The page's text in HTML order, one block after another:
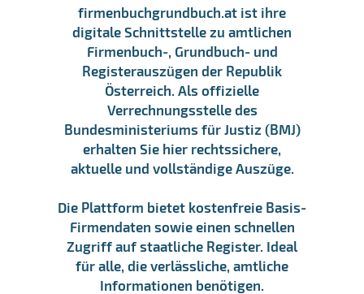
firmenbuchgrundbuch.at ist ihre
digitale Schnittstelle zu amtlichen
Firmenbuch-, Grundbuch- und
Registerauszügen der Republik
Österreich. Als offizielle
Verrechnungsstelle des
Bundesministeriums für Justiz (BMJ)
erhalten Sie hier rechtssichere,
aktuelle und vollständige Auszüge.
Die Plattform bietet kostenfreie Basis-
Firmendaten sowie einen schnellen
Zugriff auf staatliche Register. Ideal
für alle, die verlässliche, amtliche
Informationen benötigen.